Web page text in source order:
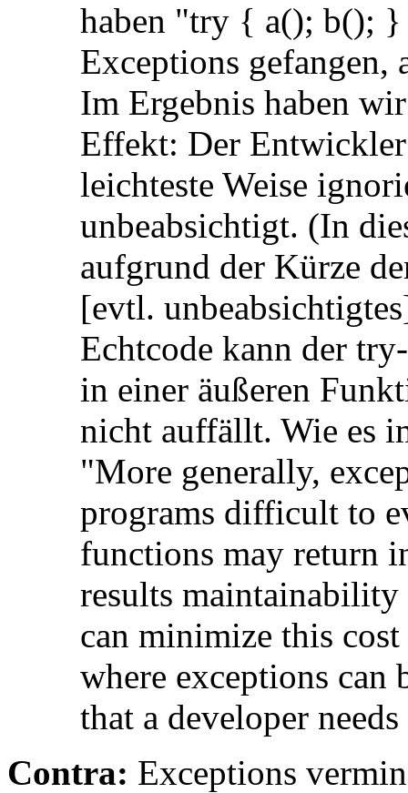
haben "try { a(); b();
Exceptions
Im Ergebnis haben
Effekt: Der
leichteste Weise
unbeabsichtigt. (In
aufgrund der Kürze
[evtl.
Echtcode kann der
in einer äußeren
nicht auffällt. Wie es
"More generally,
programs difficult to
functions may return
results
can minimize this
where exceptions can
that a developer
Contra: Exceptions